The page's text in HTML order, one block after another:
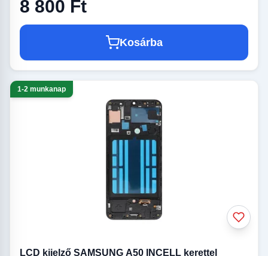
8 800 Ft
Kosárba
1-2 munkanap
LCD kijelző SAMSUNG A50 INCELL kerettel